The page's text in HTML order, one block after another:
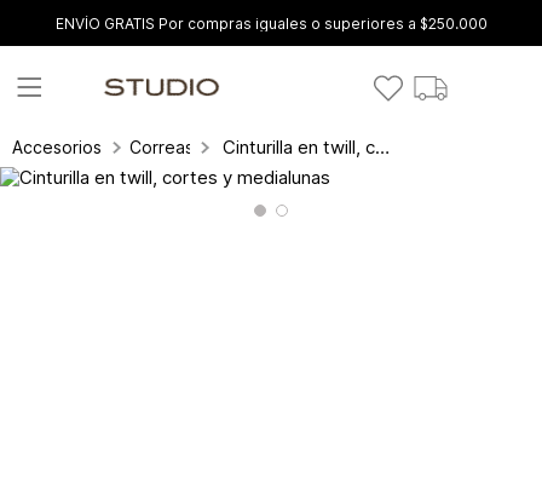
ENVÍO GRATIS Por compras iguales o superiores a $250.000
Accesorios Correas Cinturilla en twill, cortes y medialunas